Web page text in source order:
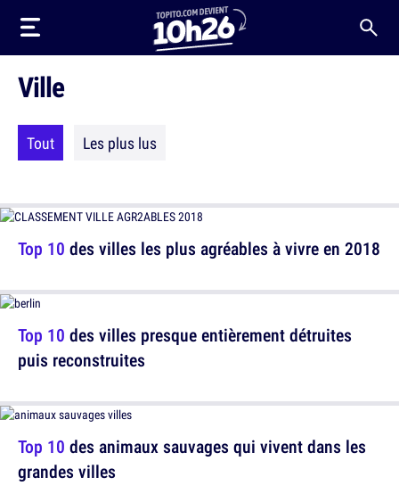
Ville
Tout Les plus lus
Top 10 des villes les plus agréables à vivre en 2018
Top 10 des animaux sauvages qui vivent dans les
grandes villes
Top 10 des villes presque entièrement détruites
puis reconstruites